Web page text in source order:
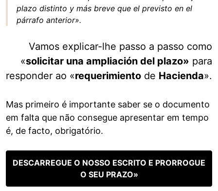
plazo distinto y más breve que el previsto en el
párrafo anterior».
Vamos explicar-lhe passo a passo como
«solicitar una ampliación del plazo» para
responder ao «requerimiento de Hacienda».
Mas primeiro é importante saber se o documento
em falta que não consegue apresentar em tempo
é, de facto, obrigatório.
DESCARREGUE O NOSSO ESCRITO E PRORROGUE
O SEU PRAZO»